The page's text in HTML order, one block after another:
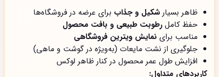
ظاهر بسیار شکیل و جذاب برای عرضه در فروشگاه‌ها
حفظ کامل رطوبت طبیعی و بافت محصول
مناسب برای نمایش ویترین فروشگاهی
جلوگیری از نشت مایعات (به‌ویژه در گوشت و ماهی)
افزایش طول عمر محصول در کنار ظاهر لوکس
کاربردهای متداول: